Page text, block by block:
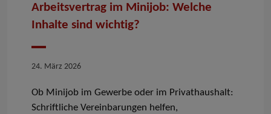
Arbeitsvertrag im Minijob: Welche
Inhalte sind wichtig?
Datum
24. März 2026
Ob Minijob im Gewerbe oder im Privathaushalt:
Schriftliche Vereinbarungen helfen,